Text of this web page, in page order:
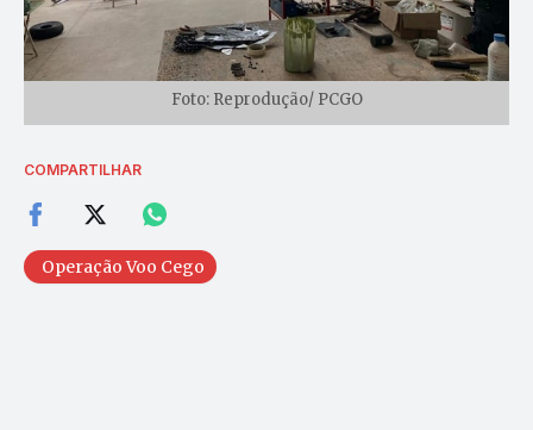
Foto: Reprodução/ PCGO
COMPARTILHAR
Operação Voo Cego